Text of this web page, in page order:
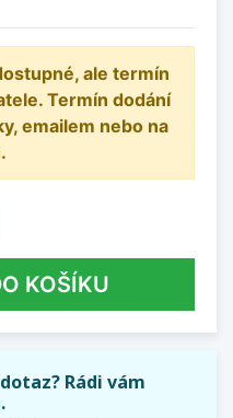
ale termín
Termín dodání
emailem nebo na
KOŠÍKU
Rádi vám